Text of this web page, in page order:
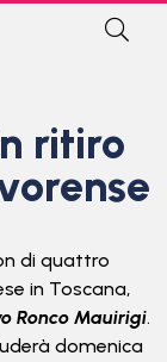
ritiro
di quattro
in Toscana,
Ronco Mauirigi.
domenica